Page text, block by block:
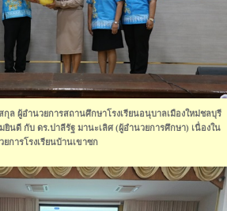
ล ผู้อำนวยการสถานศึกษาโรงเรียนอนุบาลเมืองใหม่ชลบุรี
นดี กับ ดร.ปาลีรัฐ มานะเลิศ (ผู้อำนวยการศึกษา) เนื่องใน
การโรงเรียนบ้านเขาซก